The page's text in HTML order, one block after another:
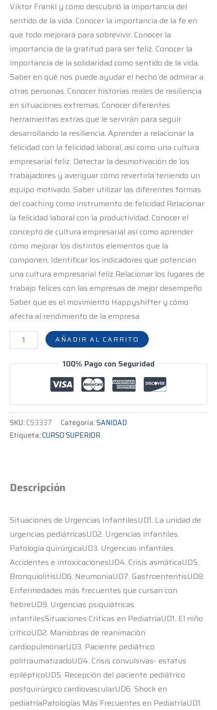
Viktor Frankl y cómo descubrió la importancia del
sentido de la vida. Conocer la importancia de la fe en
que todo mejorará para sobrevivir. Conocer la
importancia de la gratitud para ser feliz. Conocer la
importancia de la solidaridad como sentido de la vida.
Saber en qué nos puede ayudar el hecho de admirar a
otras personas. Conocer historias reales de resiliencia
en situaciones extremas. Conocer diferentes
herramientas extras que le servirán para seguir
desarrollando la resiliencia. Aprender a relacionar la
felicidad con la felicidad laboral, así como una cultura
empresarial feliz. Detectar la desmotivación de los
trabajadores y averiguar cómo revertirla teniendo un
equipo motivado. Saber utilizar las diferentes formas
del coaching como instrumento de felicidad Relacionar
la felicidad laboral con la productividad. Conocer el
concepto de cultura empresarial así como aprender
cómo mejorar los distintos elementos que la
componen. Identificar los indicadores que potencian
una cultura empresarial feliz Relacionar los lugares de
trabajo felices con las empresas de mejor desempeño
Saber que es el movimiento Happyshifter y cómo
afecta al rendimiento de la empresa
AÑADIR AL CARRITO
100% Pago con Seguridad
SKU:CS3337 Categoría:SANIDAD
Etiqueta:CURSO SUPERIOR
Descripción
Situaciones de Urgencias InfantilesUD1. La unidad de
urgencias pediátricasUD2. Urgencias infantiles.
Patología quirúrgicaUD3. Urgencias infantiles.
Accidentes e intoxicacionesUD4. Crisis asmáticaUD5.
BronquiolitisUD6. NeumoníaUD7. GastroenteritisUD8.
Enfermedades más frecuentes que cursan con
fiebreUD9. Urgencias psiquiátricas
infantilesSituaciones Críticas en PediatríaUD1. El niño
críticoUD2. Maniobras de reanimación
cardiopulmonarUD3. Paciente pediátrico
politraumatizadoUD4. Crisis convulsivas- estatus
epilépticoUD5. Recepción del paciente pediátrico
postquirúrgico cardiovascularUD6. Shock en
pediatríaPatologías Más Frecuentes en PediatríaUD1.